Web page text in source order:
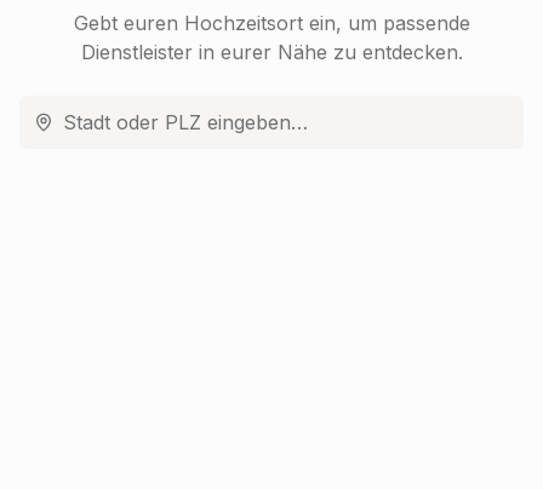
Gebt euren Hochzeitsort ein, um passende
Dienstleister in eurer Nähe zu entdecken.